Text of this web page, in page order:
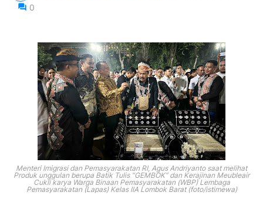
0
Menteri Imigrasi dan Pemasyarakatan RI, Agus Andriyanto saat melihat
Produk unggulan berupa Batik Tulis “GEMBOK” dan Kerajinan Meubleair
Cukli karya Warga Binaan Pemasyarakatan (WBP) Lembaga
Pemasyarakatan (Lapas) Kelas IIA Lombok Barat (foto/istimewa)